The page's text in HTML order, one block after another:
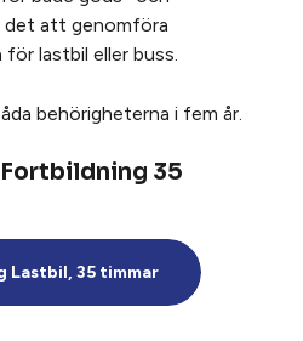
det att genomföra
lastbil eller buss.
behörigheterna i fem år.
Fortbildning 35
Lastbil, 35 timmar